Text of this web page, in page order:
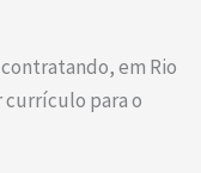
contratando, em Rio
currículo para o